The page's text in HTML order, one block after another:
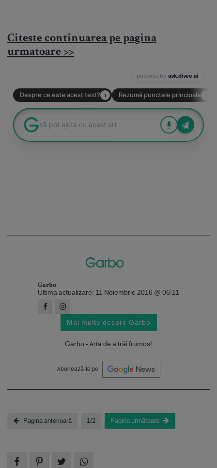
Citeste continuarea pe pagina
urmatoare >>
Garbo
Ultima actualizare: 11 Noiembrie 2016 @ 06:11
Mai multe despre Garbo
Garbo - Arta de a trăi frumos!
Abonează-te pe
Pagina anterioară 1/2 Pagina următoare